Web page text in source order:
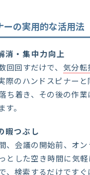
ーの実用的な活用法
消・集中力向上
回回すだけで、 気分転
際のハンドスピナー
ち着き、その後の作
。
暇つぶし
、会議の開始前、オ
とした空き時間に気
、検索するだけです